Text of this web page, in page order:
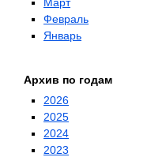
Февраль
Январь
Архив по годам
2026
2025
2024
2023